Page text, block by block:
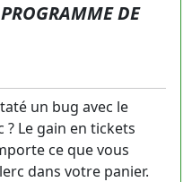
DE
un bug avec le
Le gain en tickets
ce que vous
dans votre panier.